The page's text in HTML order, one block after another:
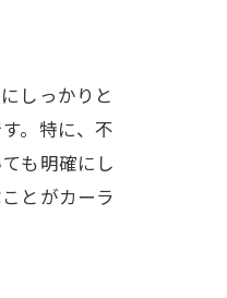
しっかりと
。特に、不
も明確にし
とがカーラ